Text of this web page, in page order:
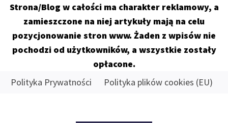
Strona/Blog w całości ma charakter reklamowy, a
zamieszczone na niej artykuły mają na celu
pozycjonowanie stron www. Żaden z wpisów nie
pochodzi od użytkowników, a wszystkie zostały
opłacone.
SkipPolityka Prywatności Polityka plików cookies (EU)